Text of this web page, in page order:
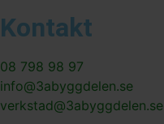
Kontakt
08 798 98 97
info@3abyggdelen.se
verkstad@3abyggdelen.se